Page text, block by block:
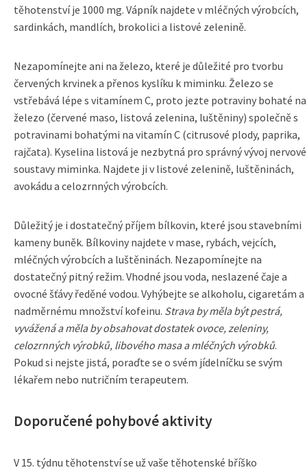
těhotenství je 1000 mg. Vápník najdete v mléčných výrobcích,
sardinkách, mandlích, brokolici a listové zelenině.
Nezapomínejte ani na železo, které je důležité pro tvorbu
červených krvinek a přenos kyslíku k miminku. Železo se
vstřebává lépe s vitamínem C, proto jezte potraviny bohaté na
železo (červené maso, listová zelenina, luštěniny) společně s
potravinami bohatými na vitamín C (citrusové plody, paprika,
rajčata). Kyselina listová je nezbytná pro správný vývoj nervové
soustavy miminka. Najdete ji v listové zelenině, luštěninách,
avokádu a celozrnných výrobcích.
Důležitý je i dostatečný příjem bílkovin, které jsou stavebními
kameny buněk. Bílkoviny najdete v mase, rybách, vejcích,
mléčných výrobcích a luštěninách. Nezapomínejte na
dostatečný pitný režim. Vhodné jsou voda, neslazené čaje a
ovocné šťávy ředěné vodou. Vyhýbejte se alkoholu, cigaretám a
nadměrnému množství kofeinu. Strava by měla být pestrá,
vyvážená a měla by obsahovat dostatek ovoce, zeleniny,
celozrnných výrobků, libového masa a mléčných výrobků.
Pokud si nejste jistá, poraďte se o svém jídelníčku se svým
lékařem nebo nutričním terapeutem.
Doporučené pohybové aktivity
V 15. týdnu těhotenství se už vaše těhotenské bříško